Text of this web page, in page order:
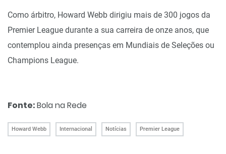
Como árbitro, Howard Webb dirigiu mais de 300 jogos da
Premier League durante a sua carreira de onze anos, que
contemplou ainda presenças em Mundiais de Seleções ou
Champions League.
Fonte:Bola na Rede
Howard Webb Internacional Notícias Premier League